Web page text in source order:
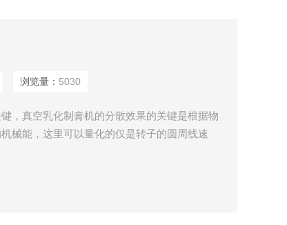
浏览量： 5030
，真空乳化制膏机的分散效果的关键是根据物
械能，这里可以量化的仅是转子的圆周线速